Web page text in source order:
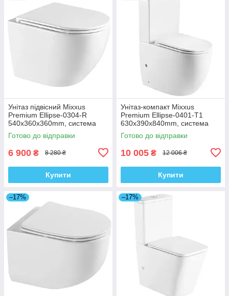
Унітаз підвісний Mixxus
Premium Ellipse-0304-R
540x360x360mm, система
змиву Rimless (MP6466)
Готово до відправки
6 900 ₴ 8 280 ₴
Купити
Унітаз-компакт Mixxus
Premium Ellipse-0401-T1
630x390x840mm, система
змиву TORNADO 1.0
(MP6467)
Готово до відправки
10 005 ₴ 12 006 ₴
Купити
–17% –17%